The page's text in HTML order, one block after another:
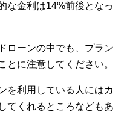
な金利は14%前後となっ
ローンの中でも、プラン
とに注意してください。
を利用している人にはカ
てくれるところなどもあ